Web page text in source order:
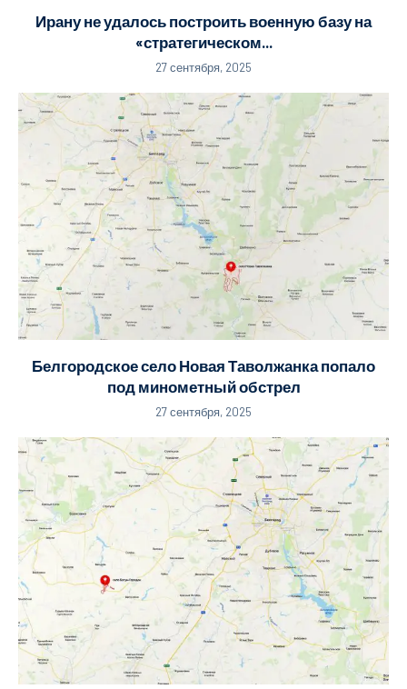
Ирану не удалось построить военную базу на
«стратегическом...
27 сентября, 2025
Белгородское село Новая Таволжанка попало
под минометный обстрел
27 сентября, 2025